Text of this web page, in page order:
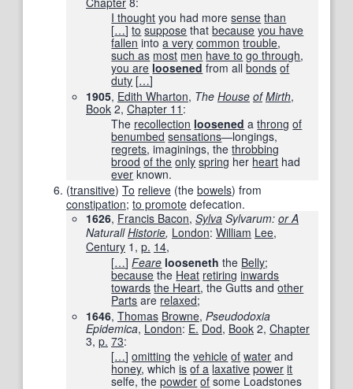
I thought you had moresense than
[…] to suppose thatbecause you have
fallen intoa very common trouble,
such as most men have to go through,
you are loosened from allbonds of
duty […]
1905, Edith Wharton, The House of Mirth‎,
Book 2, Chapter 11 :
The recollection loosened athrong of
benumbed sensations—longings,
regrets, imaginings, thethrobbing
brood of the only spring her heart had
ever known.
(transitive) To relieve (the bowels) from
constipation; to promote defecation.
1626, Francis Bacon, Sylva Sylvarum: or A
NaturallHistorie, London: William Lee,
Century 1, p. 14,
[…] Feare looseneth the Belly;
because the Heat retiring inwards
towards the Heart, the Gutts andother
Parts are relaxed;
1646, Thomas Browne, Pseudodoxia
Epidemica‎, London: E. Dod, Book 2, Chapter
3, p. 73:
[…] omitting thevehicle of water and
honey, whichis of a laxative power it
selfe, thepowder of some Loadstones